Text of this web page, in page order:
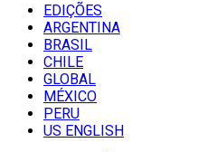
EDIÇÕES
ARGENTINA
BRASIL
CHILE
GLOBAL
MÉXICO
PERU
US ENGLISH